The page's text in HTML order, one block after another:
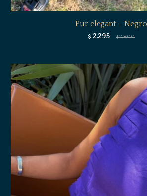
Pur elegant - Negro
$ 2.295 $ 2.800